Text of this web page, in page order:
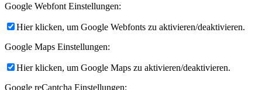
Google Webfont Einstellungen:
Hier klicken, um Google Webfonts zu aktivieren/deaktivieren.
Google Maps Einstellungen:
Hier klicken, um Google Maps zu aktivieren/deaktivieren.
Google reCaptcha Einstellungen: